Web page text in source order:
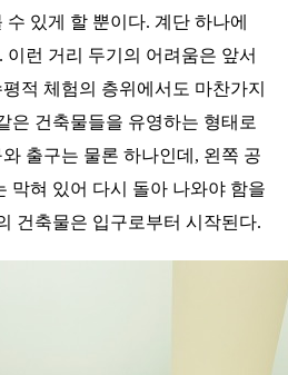
수 있게 할 뿐이다. 계단 하나에
. 이런 거리 두기의 어려움은 앞서
적 체험의 층위에서도 마찬가지
은 건축물들을 유영하는 형태로
출구는 물론 하나인데 , 왼쪽 공
막혀 있어 다시 돌아 나와야 함을
건축물은 입구로부터 시작된다.